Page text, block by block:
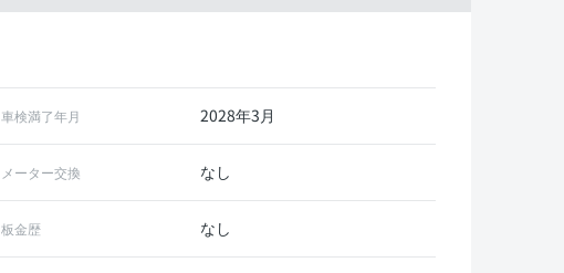
車検満了年月 2028年3月
メーター交換 なし
板金歴 なし